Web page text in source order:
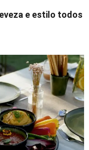
e estilo todos